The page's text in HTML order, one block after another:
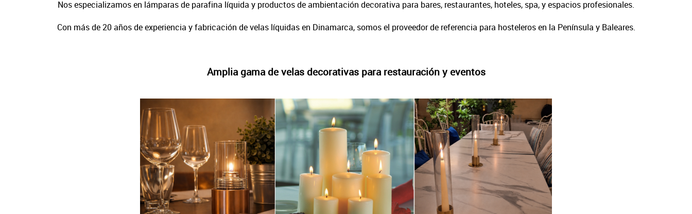
Nos especializamos en lámparas de parafina líquida y productos de ambientación decorativa para bares, restaurantes, hoteles, spa, y espacios profesionales.
Con más de 20 años de experiencia y fabricación de velas líquidas en Dinamarca, somos el proveedor de referencia para hosteleros en la Península y Baleares.
Amplia gama de velas decorativas para restauración y eventos